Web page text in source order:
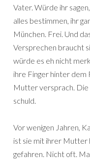
Vater. Würde ihr
alles bestimmen, ihr
München. Frei. Und
Versprechen braucht
würde es eh nicht
ihre Finger hinter dem
Mutter versprach.
schuld.
Vor wenigen Jahren,
ist sie mit ihrer Mutter
gefahren. Nicht oft.